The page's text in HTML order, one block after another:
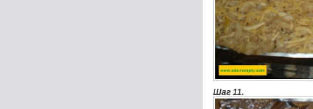
Шаг 11.